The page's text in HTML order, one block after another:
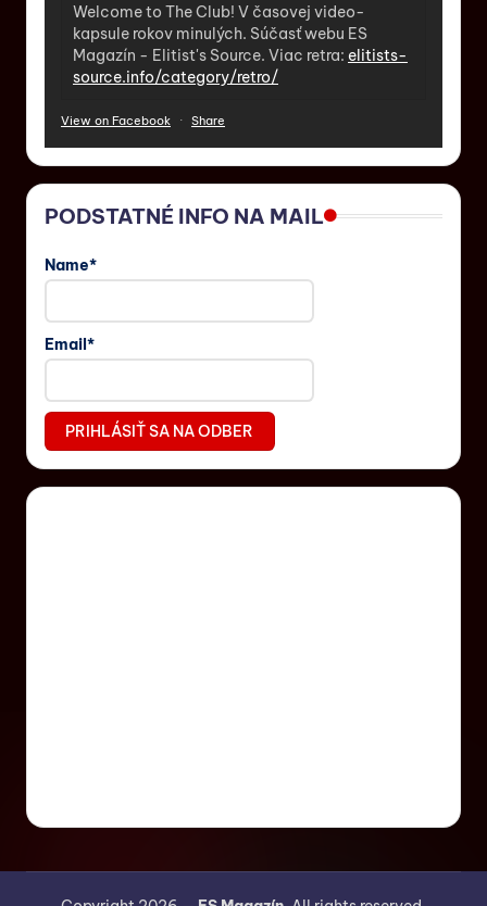
Welcome to The Club! V časovej video-
kapsule rokov minulých. Súčasť webu ES
Magazín - Elitist's Source. Viac retra: elitists-
source.info/category/retro/
View on Facebook · Share
PODSTATNÉ INFO NA MAIL
Name*
Email*